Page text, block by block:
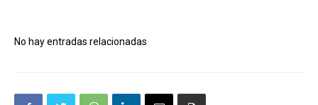
No hay entradas relacionadas